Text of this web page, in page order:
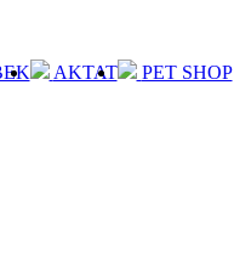
AKTAT PET SHOP